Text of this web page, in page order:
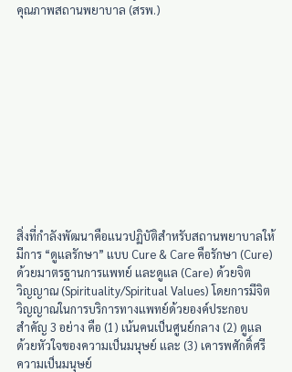
คุณภาพสถานพยาบาล (สรพ.)
สิ่งที่กำลังพัฒนาคือแนวปฏิบัติสำหรับสถานพยาบาลให้
มีการ “ดูแลรักษา” แบบ Cure & Care คือรักษา (Cure)
ด้วยมาตรฐานการแพทย์ และดูแล (Care) ด้วยจิต
วิญญาณ (Spirituality/Spiritual Values) โดยการมีจิต
วิญญาณในการบริการทางแพทย์ด้วยองค์ประกอบ
สำคัญ 3 อย่าง คือ (1) เน้นคนเป็นศูนย์กลาง (2) ดูแล
ด้วยหัวใจของความเป็นมนุษย์ และ (3) เคารพศักดิ์ศรี
ความเป็นมนุษย์